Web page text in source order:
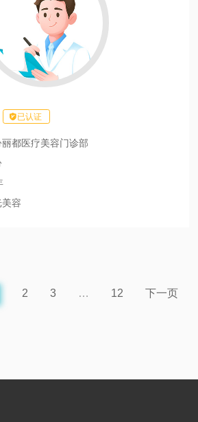
已认证
都医疗美容门诊部
容
2 3 … 12 下一页